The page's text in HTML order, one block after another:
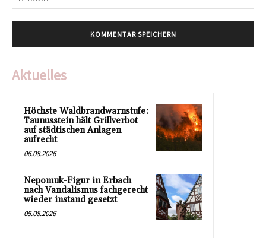
Aktuelles
Höchste Waldbrandwarnstufe:
Taunusstein hält Grillverbot
auf städtischen Anlagen
aufrecht
06.08.2026
Nepomuk-Figur in Erbach
nach Vandalismus fachgerecht
wieder instand gesetzt
05.08.2026